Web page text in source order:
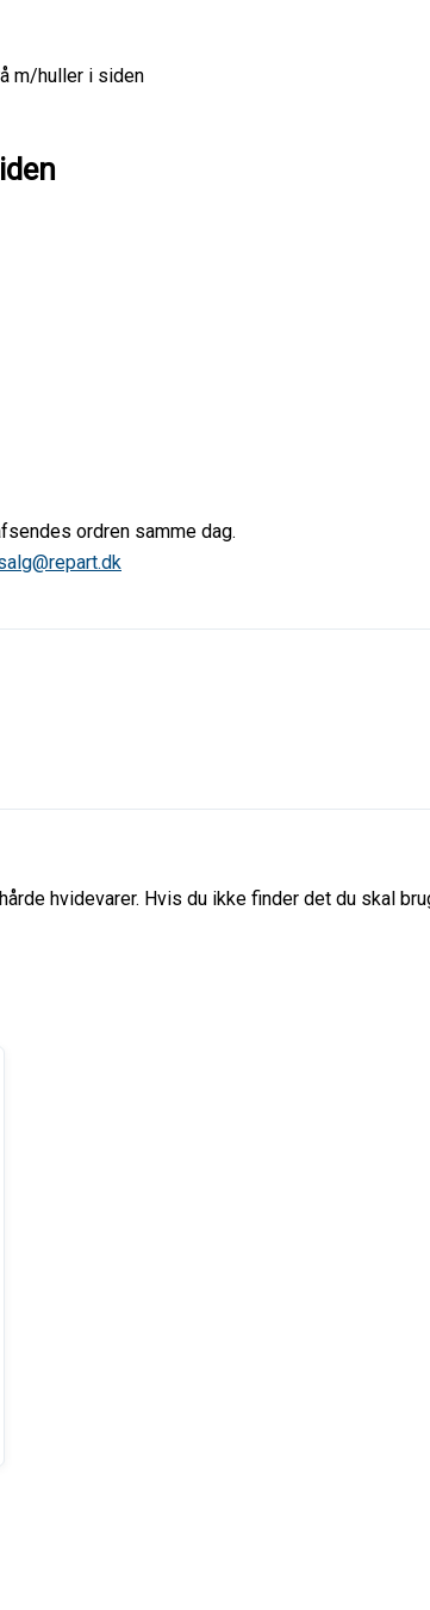
m/huller i siden
ordren samme dag.
hvidevarer. Hvis du ikke finder det du skal